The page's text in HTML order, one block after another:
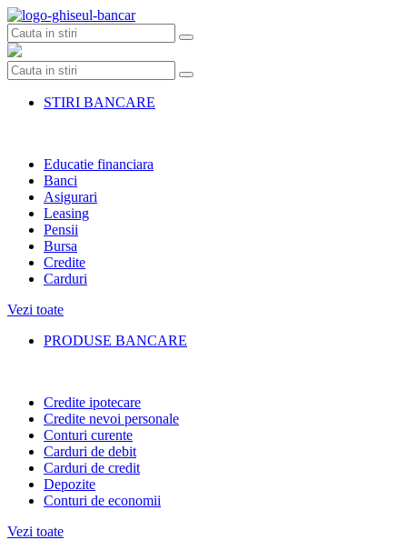
Skip
to
content
STIRI BANCARE
Educatie financiara
Banci
Asigurari
Leasing
Pensii
Bursa
Credite
Carduri
Vezi toate
PRODUSE BANCARE
Credite ipotecare
Credite nevoi personale
Conturi curente
Carduri de debit
Carduri de credit
Depozite
Conturi de economii
Vezi toate